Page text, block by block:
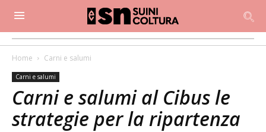
Home Carni e salumi
Carni e salumi
Carni e salumi al Cibus le
strategie per la ripartenza